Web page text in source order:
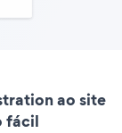
ao site
fácil